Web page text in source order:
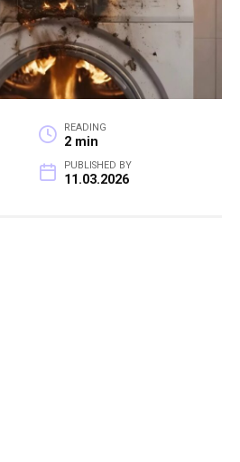
READING
2 min
PUBLISHED BY
11.03.2026